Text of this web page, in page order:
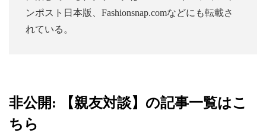
ンポスト日本版、Fashionsnap.comなどにも転載さ
れている。
非公開: 【親友対談】の記事一覧はこ
ちら